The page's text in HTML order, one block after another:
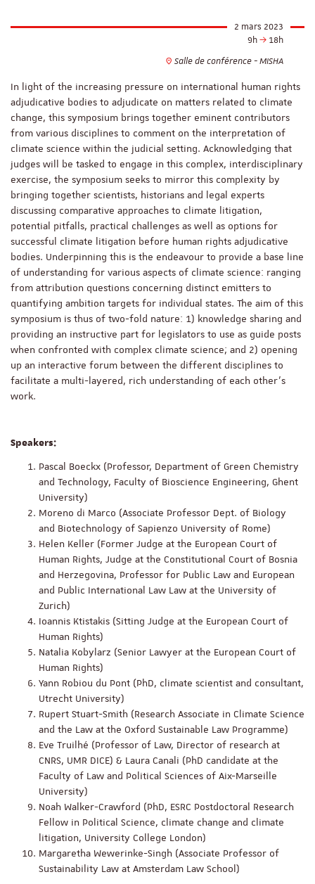
2 mars 2023
9h
18h
Salle de conférence - MISHA
In light of the increasing pressure on international human rights
adjudicative bodies to adjudicate on matters related to climate
change, this symposium brings together eminent contributors
from various disciplines to comment on the interpretation of
climate science within the judicial setting. Acknowledging that
judges will be tasked to engage in this complex, interdisciplinary
exercise, the symposium seeks to mirror this complexity by
bringing together scientists, historians and legal experts
discussing comparative approaches to climate litigation,
potential pitfalls, practical challenges as well as options for
successful climate litigation before human rights adjudicative
bodies. Underpinning this is the endeavour to provide a base line
of understanding for various aspects of climate science: ranging
from attribution questions concerning distinct emitters to
quantifying ambition targets for individual states. The aim of this
symposium is thus of two-fold nature: 1) knowledge sharing and
providing an instructive part for legislators to use as guide posts
when confronted with complex climate science; and 2) opening
up an interactive forum between the different disciplines to
facilitate a multi-layered, rich understanding of each other’s
work.
Speakers:
Pascal Boeckx (Professor, Department of Green Chemistry
and Technology, Faculty of Bioscience Engineering, Ghent
University)
Moreno di Marco (Associate Professor Dept. of Biology
and Biotechnology of Sapienzo University of Rome)
Helen Keller (Former Judge at the European Court of
Human Rights, Judge at the Constitutional Court of Bosnia
and Herzegovina, Professor for Public Law and European
and Public International Law Law at the University of
Zurich)
Ioannis Ktistakis (Sitting Judge at the European Court of
Human Rights)
Natalia Kobylarz (Senior Lawyer at the European Court of
Human Rights)
Yann Robiou du Pont (PhD, climate scientist and consultant,
Utrecht University)
Rupert Stuart-Smith (Research Associate in Climate Science
and the Law at the Oxford Sustainable Law Programme)
Eve Truilhé (Professor of Law, Director of research at
CNRS, UMR DICE) & Laura Canali (PhD candidate at the
Faculty of Law and Political Sciences of Aix-Marseille
University)
Noah Walker-Crawford (PhD, ESRC Postdoctoral Research
Fellow in Political Science, climate change and climate
litigation, University College London)
Margaretha Wewerinke-Singh (Associate Professor of
Sustainability Law at Amsterdam Law School)